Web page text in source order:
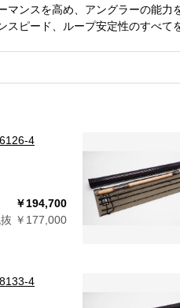
ンスを高め、アングラーの能
スピード、ループ安定性のすべ
4
￥194,700
￥177,000
4